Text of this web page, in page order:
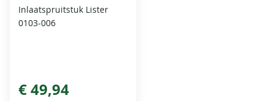
Inlaatspruitstuk Lister
0103-006
€ 49,94